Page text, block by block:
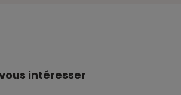
vous intéresser